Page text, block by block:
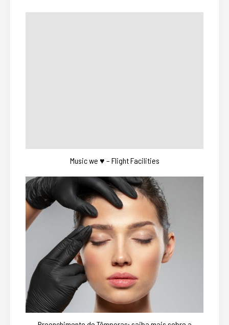
Music we ♥ – Flight Facilities